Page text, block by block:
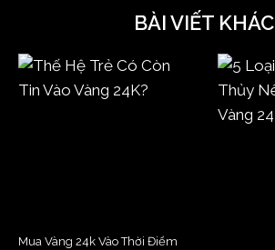
BÀI VIẾT KHÁC
Mua Vàng 24k Vào Thời Điểm